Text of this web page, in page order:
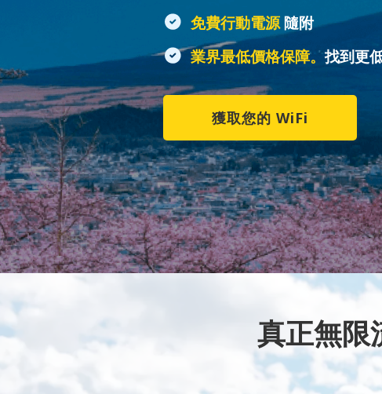
免費行動電源隨附
業界最低價格保障。找到更
獲取您的 WiFi
真正無